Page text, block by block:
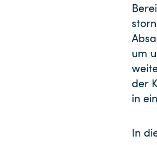
um
der
in
In